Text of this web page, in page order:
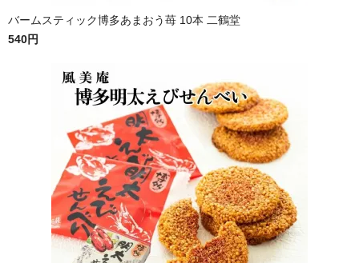
バームスティック博多あまおう苺 10本 二鶴堂
540円